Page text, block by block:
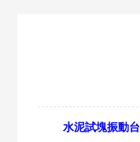
水泥試塊振動台